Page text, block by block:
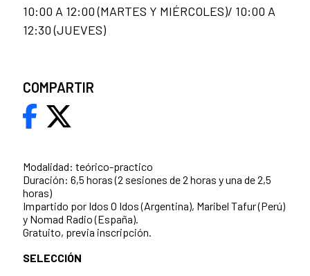
Modalidad: teórico-practico
Duración: 6,5 horas (2 sesiones de 2 horas y una de 2,5
horas)
Impartido por Idos O Idos (Argentina), Maribel Tafur (Perú)
y Nomad Radio (España).
Gratuito, previa inscripción.
SELECCIÓN
10:00 A 12:00 (MARTES Y MIÉRCOLES)/ 10:00 A
12:30 (JUEVES)
COMPARTIR